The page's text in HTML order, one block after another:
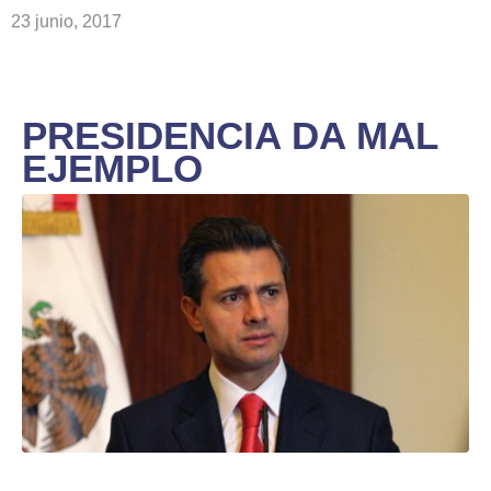
23 junio, 2017
PRESIDENCIA DA MAL
EJEMPLO